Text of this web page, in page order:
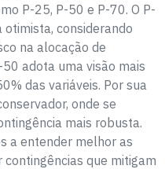
P-25, P-50 e P-70. O P-
considerando
na alocação de
adota uma visão mais
das variáveis. Por sua
onde se
mais robusta.
a entender melhor as
que mitigam